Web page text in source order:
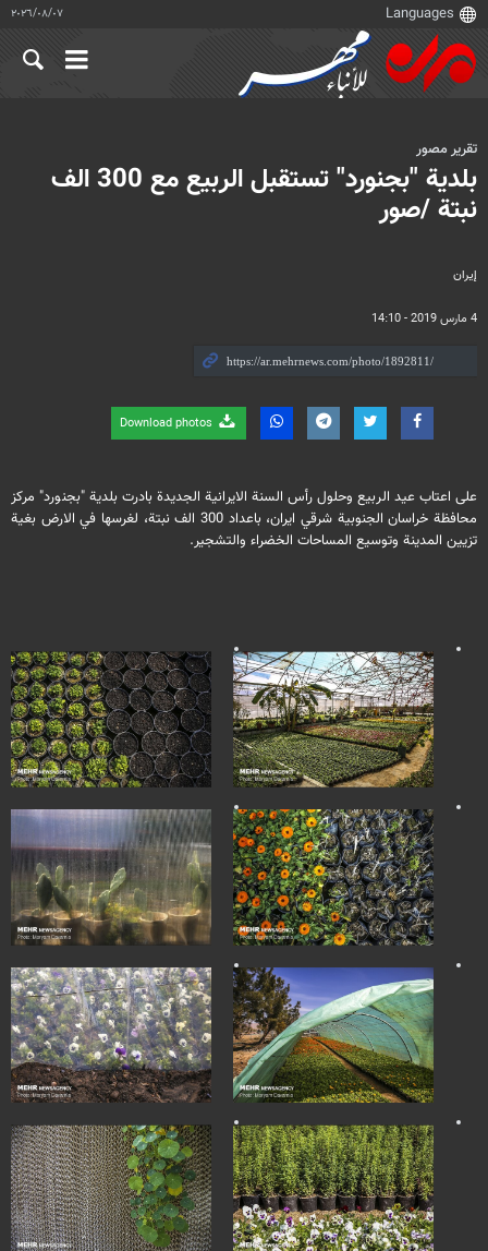
٠٧‏/٠٨‏/٢٠٢٦
إيران
4 مارس 2019 - 14:10
تقرير مصور
بلدية "بجنورد" تستقبل الربيع مع 300 الف
نبتة /صور
على اعتاب عيد الربيع وحلول رأس السنة الايرانية الجديدة بادرت بلدية "بجنورد" مركز
محافظة خراسان الجنوبية شرقي ايران، باعداد 300 الف نبتة، لغرسها في الارض بغية
تزيين المدينة وتوسيع المساحات الخضراء والتشجير.